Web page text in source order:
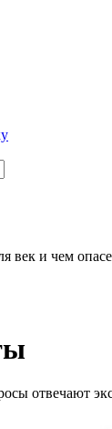
век и чем
отвечают